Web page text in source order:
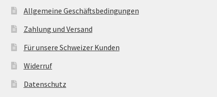
Allgemeine Geschäftsbedingungen
Zahlung und Versand
Für unsere Schweizer Kunden
Widerruf
Datenschutz